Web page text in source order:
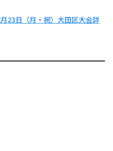
23日（月・祝）大田区大会詳